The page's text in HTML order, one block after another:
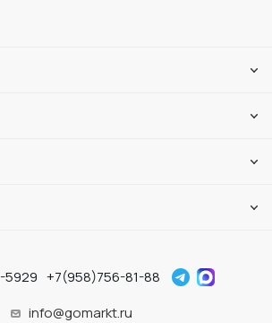
5929 +7(958)756-81-88
info@gomarkt.ru